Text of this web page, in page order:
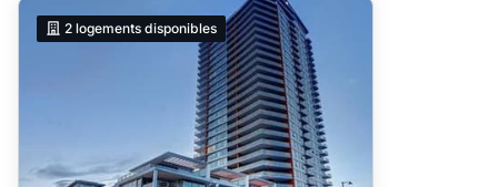
2 logements disponibles